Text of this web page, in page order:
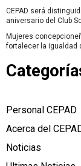
CEPAD será
aniversario del Club
Mujeres
fortalecer la igualdad
Personal CEPAD
Acerca del
Noticias